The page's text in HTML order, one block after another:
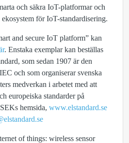
och säkra IoT-platformar och
för IoT-standardisering.
and secure IoT platform” kan
. Enstaka exemplar kan beställas
som sedan 1907 är den
och som organiserar svenska
medverkan i arbetet med att
europeiska standarder på
hemsida, www.elstandard.se
of things: wireless sensor